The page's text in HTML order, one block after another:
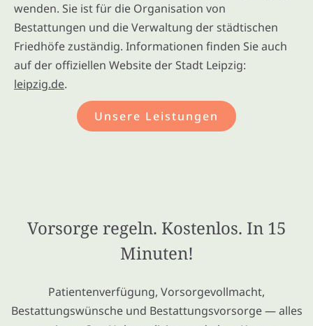
wenden. Sie ist für die Organisation von
Bestattungen und die Verwaltung der städtischen
Friedhöfe zuständig. Informationen finden Sie auch
auf der offiziellen Website der Stadt Leipzig:
leipzig.de.
Unsere Leistungen
Vorsorge regeln. Kostenlos. In 15
Minuten!
Patientenverfügung, Vorsorgevollmacht,
Bestattungswünsche und Bestattungsvorsorge — alles